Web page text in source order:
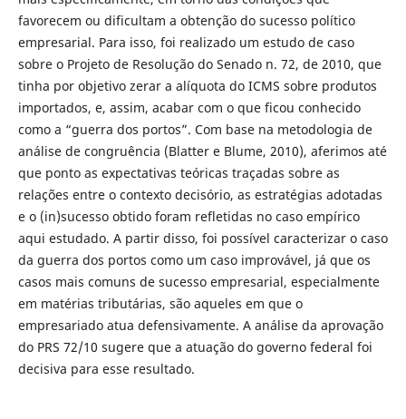
favorecem ou dificultam a obtenção do sucesso político
empresarial. Para isso, foi realizado um estudo de caso
sobre o Projeto de Resolução do Senado n. 72, de 2010, que
tinha por objetivo zerar a alíquota do ICMS sobre produtos
importados, e, assim, acabar com o que ficou conhecido
como a “guerra dos portos”. Com base na metodologia de
análise de congruência (Blatter e Blume, 2010), aferimos até
que ponto as expectativas teóricas traçadas sobre as
relações entre o contexto decisório, as estratégias adotadas
e o (in)sucesso obtido foram refletidas no caso empírico
aqui estudado. A partir disso, foi possível caracterizar o caso
da guerra dos portos como um caso improvável, já que os
casos mais comuns de sucesso empresarial, especialmente
em matérias tributárias, são aqueles em que o
empresariado atua defensivamente. A análise da aprovação
do PRS 72/10 sugere que a atuação do governo federal foi
decisiva para esse resultado.